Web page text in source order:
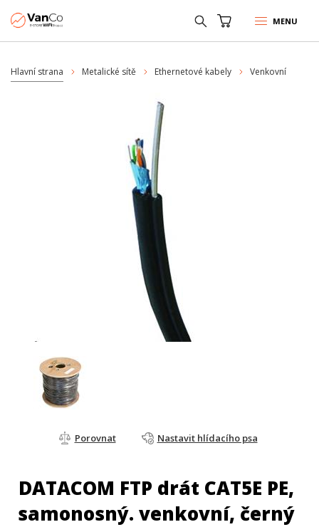
MENU
Hlavní strana Metalické sítě Ethernetové kabely Venkovní
Porovnat Nastavit hlídacího psa
DATACOM FTP drát CAT5E PE,
samonosný. venkovní, černý